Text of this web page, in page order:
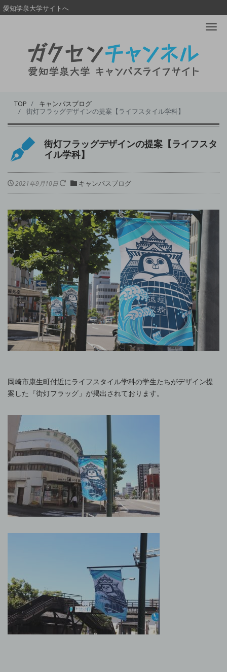
愛知学泉大学サイトへ
TOP
キャンパスブログ
街灯フラッグデザインの提案【ライフスタイル学科】
街灯フラッグデザインの提案【ライフスタ
イル学科】
2021年9月10日 キャンパスブログ
岡崎市康生町付近にライフスタイル学科の学生たちがデザイン提
案した『街灯フラッグ」が掲出されております。